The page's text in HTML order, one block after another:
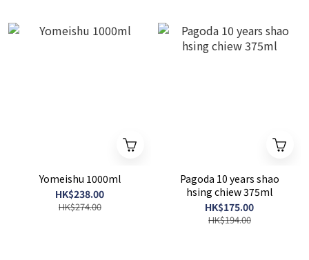
Yomeishu 1000ml
HK$238.00
HK$274.00
Pagoda 10 years shao
hsing chiew 375ml
HK$175.00
HK$194.00